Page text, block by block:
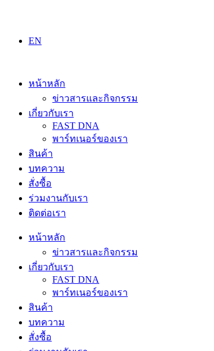
EN
หน้าหลัก
ข่าวสารและกิจกรรม
เกี่ยวกับเรา
FAST DNA
พาร์ทเนอร์ของเรา
สินค้า
บทความ
สั่งซื้อ
ร่วมงานกับเรา
ติดต่อเรา
หน้าหลัก
ข่าวสารและกิจกรรม
เกี่ยวกับเรา
FAST DNA
พาร์ทเนอร์ของเรา
สินค้า
บทความ
สั่งซื้อ